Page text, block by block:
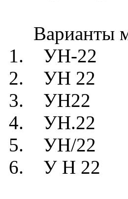
Варианты
1. УН-22
2. УН 22
3. УН22
4. УН.22
5. УН/22
6. У Н 22